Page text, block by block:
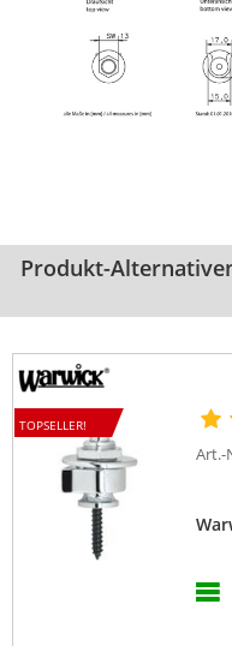
Produkt-
TOPSELLER!
Art.-